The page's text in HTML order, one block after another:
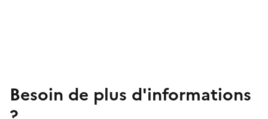
Besoin de plus d'informations